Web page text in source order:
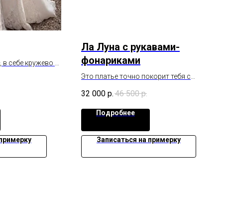
себе кружево и
Ла Луна с рукавами-
фонариками
Это платье точно покорит тебя с
откровенный вырез и открытая спинка
добавят пикантности в образе
32 000 р. 46 500 р.
Подробнее
Записаться на примерку